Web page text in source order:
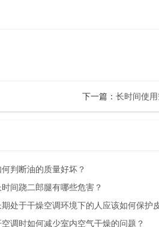
下一篇： 长时间使
何判断油的质量好坏？
时间跷二郎腿有哪些危害？
期处于干燥空调环境下的人应该如何保护
空调时如何减少室内空气干燥的问题？